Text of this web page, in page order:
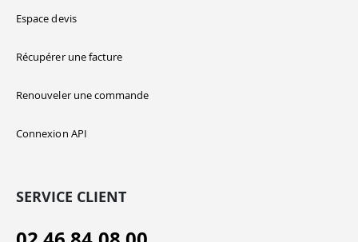
Espace devis
Récupérer une facture
Renouveler une commande
Connexion API
SERVICE CLIENT